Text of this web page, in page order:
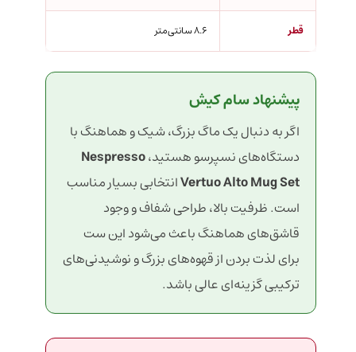
قطر 8.6 سانتی‌متر
پیشنهاد سام کیش
اگر به دنبال یک ماگ بزرگ، شیک و هماهنگ با
دستگاه‌های نسپرسو هستید،Nespresso
Vertuo Alto Mug Setانتخابی بسیار مناسب
است. ظرفیت بالا، طراحی شفاف و وجود
قاشق‌های هماهنگ باعث می‌شود این ست
برای لذت بردن از قهوه‌های بزرگ و نوشیدنی‌های
ترکیبی گزینه‌ای عالی باشد.